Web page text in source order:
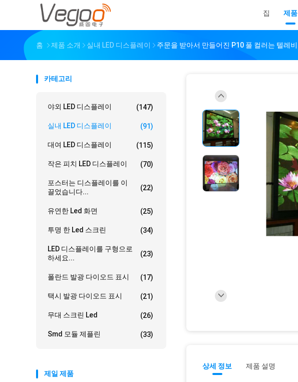
집 제품
홈 제품 소개 실내 LED 디스플레이 주문을 받아서 만들어진 P10 풀 컬러는 텔레
카테고리
야외 LED 디스플레이 (147)
실내 LED 디스플레이 (91)
대여 LED 디스플레이 (115)
작은 피치 LED 디스플레이 (70)
포스터는 디스플레이를 이
끌었습니다...
(22)
유연한 Led 화면 (25)
투명 한 Led 스크린 (34)
LED 디스플레이를 구형으로
하세요...
(23)
폴란드 발광 다이오드 표시 (17)
택시 발광 다이오드 표시 (21)
무대 스크린 Led (26)
Smd 모듈 제플린 (33)
제일 제품
상세 정보 제품 설명